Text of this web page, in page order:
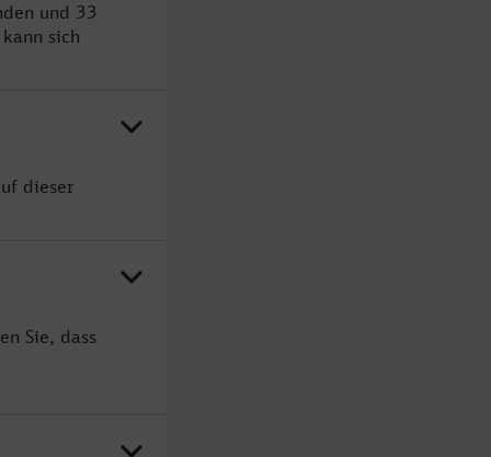
und 33
sich
dieser
Sie, dass